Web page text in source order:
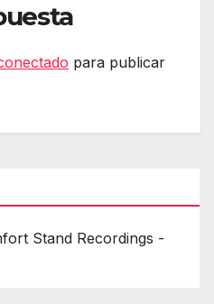
para publicar
Stand Recordings -